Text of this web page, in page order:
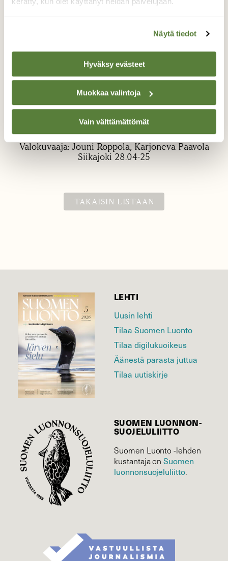
Näytä tiedot
Hyväksy evästeet
Muokkaa valintoja
Vain välttämättömät
Sisilisko
Paavolassa Siikajoella.
Valokuvaaja: Jouni Roppola, Karjoneva Paavola
Siikajoki 28.04-25
TAKAISIN LISTAAN
LEHTI
Uusin lehti
Tilaa Suomen Luonto
Tilaa digilukuoikeus
Äänestä parasta juttua
Tilaa uutiskirje
SUOMEN LUONNON­
SUOJELU­LIITTO
Suomen Luonto -lehden
kustantaja onSuomen
luonnonsuojelu­liitto.